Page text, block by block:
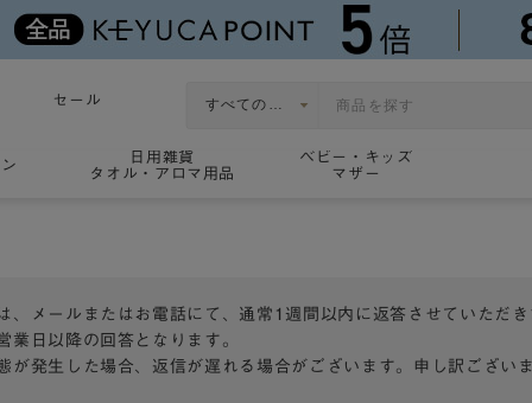
セール
日用雑貨
タオル・アロマ用品
ベビー・キッズ
マザー
メールまたはお電話にて、通常1週間以内に返答させていただき
日以降の回答となります。
発生した場合、返信が遅れる場合がございます。申し訳ござい